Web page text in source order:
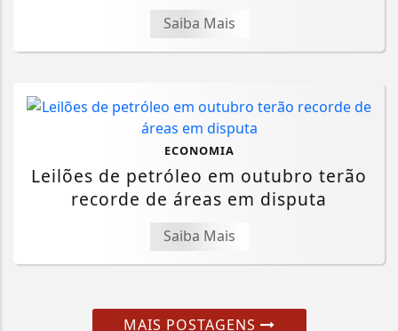
Saiba Mais
ECONOMIA
Leilões de petróleo em outubro terão
recorde de áreas em disputa
Saiba Mais
MAIS POSTAGENS